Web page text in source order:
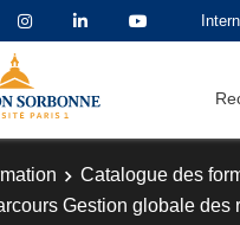
Catalogue des
Gestion globale des